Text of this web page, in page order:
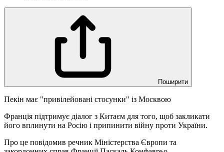
Поширити
Пекін має "привілейовані стосунки" із Москвою
Франція підтримує діалог з Китаєм для того, щоб закликати
його вплинути на Росію і припинити війну проти України.
Про це повідомив речник Міністерства Європи та